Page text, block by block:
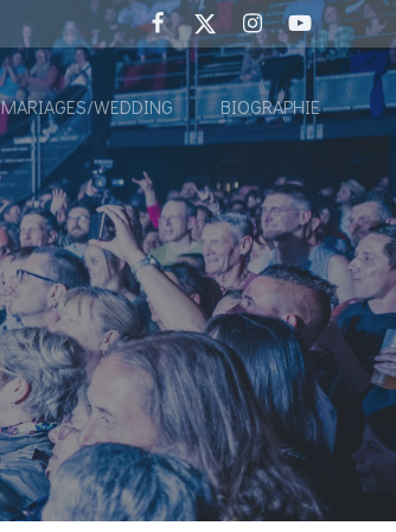
MARIAGES/WEDDING BIOGRAPHIE